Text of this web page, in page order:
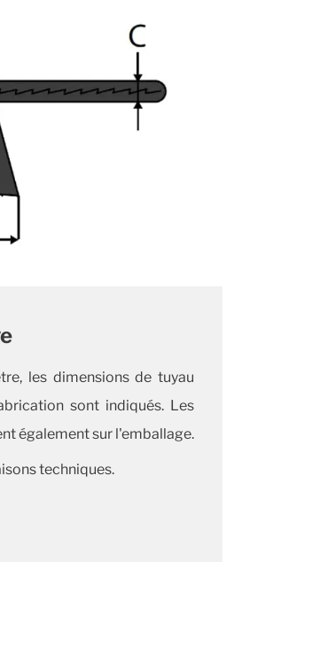
les dimensions de tuyau
sont indiqués. Les
également sur l'emballage.
techniques.